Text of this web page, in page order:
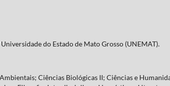
do Estado de Mato Grosso (UNEMAT).
Ciências Biológicas II; Ciências e